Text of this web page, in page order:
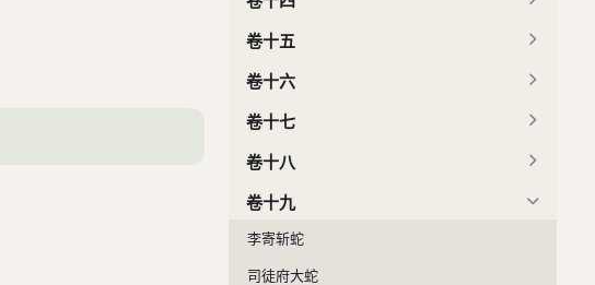
卷十五
卷十六
卷十七
卷十八
卷十九
李寄斩蛇
司徒府大蛇